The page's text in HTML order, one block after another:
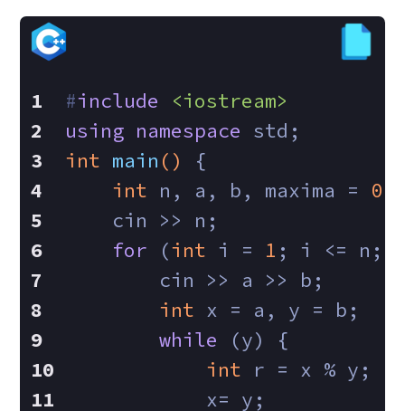
#include
<iostream>
using namespace std;
int main ()
{
int n, a, b, maxima = 0
    cin >> n;
for (int i = 1 ; i <= n;
        cin >> a >> b;
int x = a, y = b;
while (y) {
int r = x % y;
            x= y;